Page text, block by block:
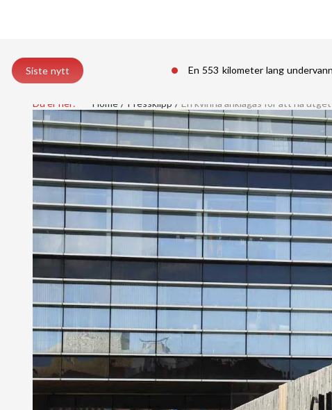
Siste nytt En 553 kilometer lang
Du er her: Home Pressklipp